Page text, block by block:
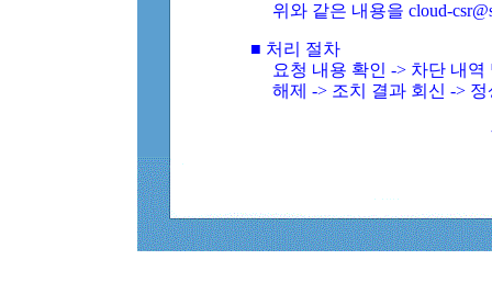
위와 같은 내용을 cloud-
■ 처리 절차
요청 내용 확인 -> 차단 내
해제 -> 조치 결과 회신 ->